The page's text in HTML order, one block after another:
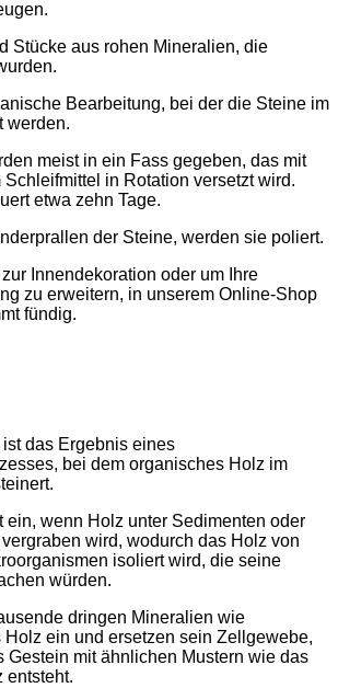
Stücke aus rohen Mineralien, die
Bearbeitung, bei der die Steine im
werden.
meist in ein Fass gegeben, das mit
in Rotation versetzt wird.
etwa zehn Tage.
der Steine, werden sie poliert.
Innendekoration oder um Ihre
zu erweitern, in unserem Online-Shop
fündig.
das Ergebnis eines
bei dem organisches Holz im
ein, wenn Holz unter Sedimenten oder
wird, wodurch das Holz von
isoliert wird, die seine
würden.
dringen Mineralien wie
Holz ein und ersetzen sein Zellgewebe,
Gestein mit ähnlichen Mustern wie das
entsteht.